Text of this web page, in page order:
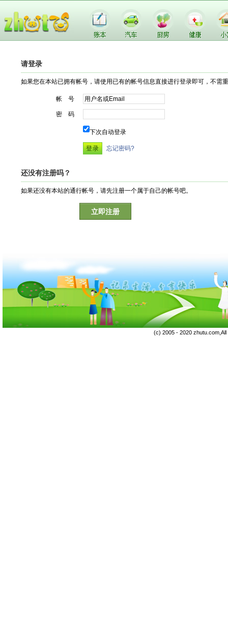
请登录
如果您在本站已拥有帐号，请使用已有的帐号信息直接进行登录即可，不需
帐 号
密 码
下次自动登录
忘记密码?
还没有注册吗？
如果还没有本站的通行帐号，请先注册一个属于自己的帐号吧。
立即注册
(c) 2005 - 2020